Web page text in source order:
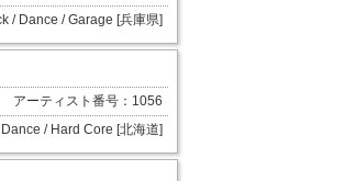
/ Dance / Garage [兵庫県]
アーティスト番号：1056
/ Hard Core [北海道]